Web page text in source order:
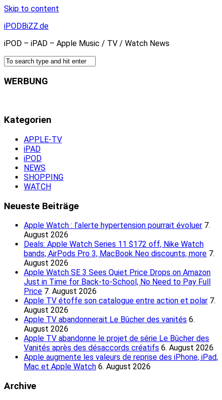
Skip to content
iPODBiZZ.de
iPOD – iPAD – Apple Music / TV / Watch News
WERBUNG
Kategorien
APPLE-TV
iPAD
iPOD
NEWS
SHOPPING
WATCH
Neueste Beiträge
Apple Watch : l’alerte hypertension pourrait évoluer 7.
August 2026
Deals: Apple Watch Series 11 $172 off, Nike Watch
bands, AirPods Pro 3, MacBook Neo discounts, more 7.
August 2026
Apple Watch SE 3 Sees Quiet Price Drops on Amazon
Just in Time for Back-to-School, No Need to Pay Full
Price 7. August 2026
Apple TV étoffe son catalogue entre action et polar 7.
August 2026
Apple TV abandonnerait Le Bûcher des vanités 6.
August 2026
Apple TV abandonne le projet de série Le Bûcher des
Vanités après des désaccords créatifs 6. August 2026
Apple augmente les valeurs de reprise des iPhone, iPad,
Mac et Apple Watch 6. August 2026
Archive